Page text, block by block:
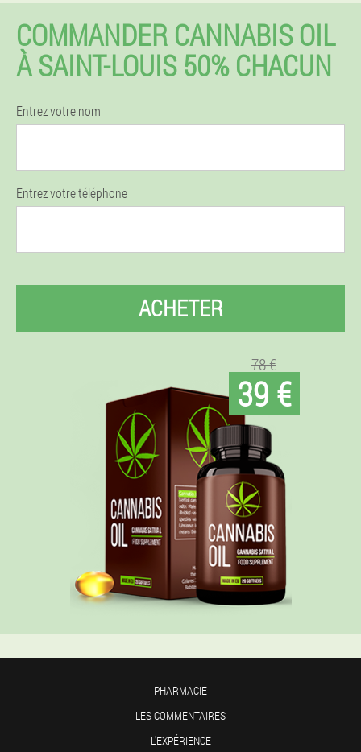
COMMANDER CANNABIS OIL
À SAINT-LOUIS 50% CHACUN
Entrez votre nom
Entrez votre téléphone
ACHETER
78 €
39 €
PHARMACIE
LES COMMENTAIRES
L'EXPÉRIENCE